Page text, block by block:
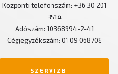
Központi telefonszám: +36 30 201
3514
Adószám: 10368994-2-41
Cégjegyzékszám: 01 09 068708
SZERVIZB